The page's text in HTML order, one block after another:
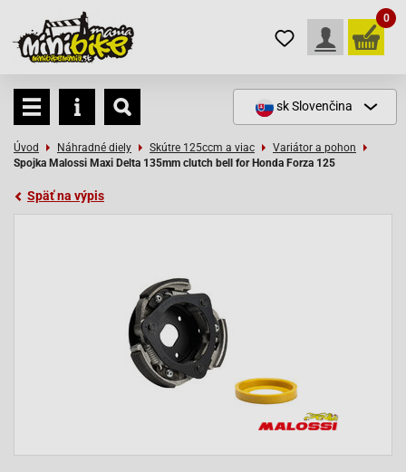
0
skSlovenčina
Úvod Náhradné diely Skútre 125ccm a viac
Variátor a pohon
Spojka Malossi Maxi Delta 135mm clutch bell for Honda Forza 125
Späť na výpis